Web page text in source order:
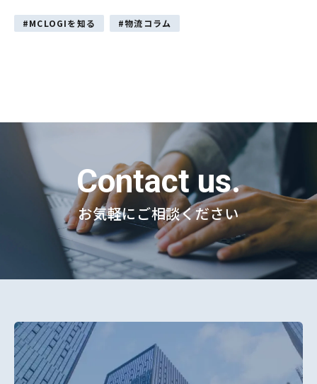
MCLOGIを知る 物流コラム
Contact us.
お気軽にご相談ください